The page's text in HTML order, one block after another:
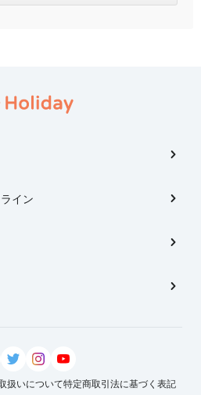
イン
扱いについて特定商取引法に基づく表記